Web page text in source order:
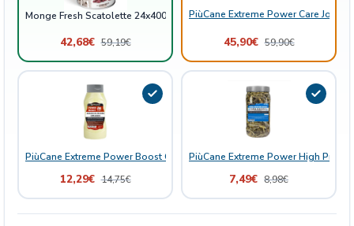
Monge Fresh Scatolette 24x400gr
42,68€ 59,19€
PiùCane Extreme Power Care Joint
45,90€ 59,90€
PiùCane Extreme Power Boost Grasso di Pecora con Aglio
12,29€ 14,75€
PiùCane Extreme Power High
7,49€ 8,98€